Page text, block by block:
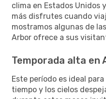
clima en Estados Unidos
más disfrutes cuando
mostramos algunas de
Arbor ofrece a sus
Temporada alta en
Este período es ideal
tiempo y los cielos